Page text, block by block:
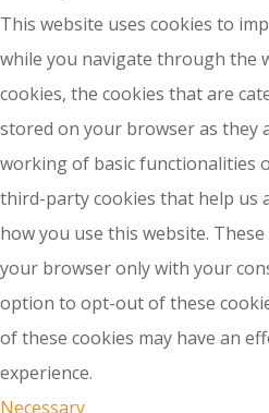
This website uses cookies to
while you navigate through the
cookies, the cookies that are
stored on your browser as they
working of basic functionalities
third-party cookies that help us
how you use this website.
your browser only with your
option to opt-out of these
of these cookies may have an
experience.
Necessary